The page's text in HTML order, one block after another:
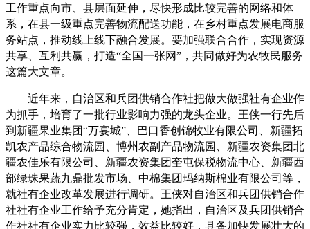
工作重点向市、县层面延伸，尽快形成比较完善的网络和体
系，在县一级重点完善物流配送功能，在乡村重点发展电商服
务站点，推动线上线下融合发展。要加强联合合作，实现资源
共享、互利共赢，打造“全国一张网”，共同做好为农牧民服务
这篇大文章。
近年来，自治区和兵团供销合作社把做大做强社有企业作
为抓手，培育了一批行业影响力强的龙头企业。王侠一行先后
到新疆果业集团“万宴城”、巴口香创锦牧业有限公司、新疆拓
凯农产品综合物流园、博州农副产品物流园、新疆农资集团北
疆农佳乐有限公司、新疆农资集团奎屯保税物流中心、新疆西
部绿珠果蔬九鼎批发市场、中棉集团玛纳斯棉业有限公司等，
就社有企业改革发展进行调研。王侠对自治区和兵团供销合作
社社有企业工作给予充分肯定，她指出，自治区及兵团供销合
作社社有企业实力比较强，效益比较好，具备加快发展壮大的